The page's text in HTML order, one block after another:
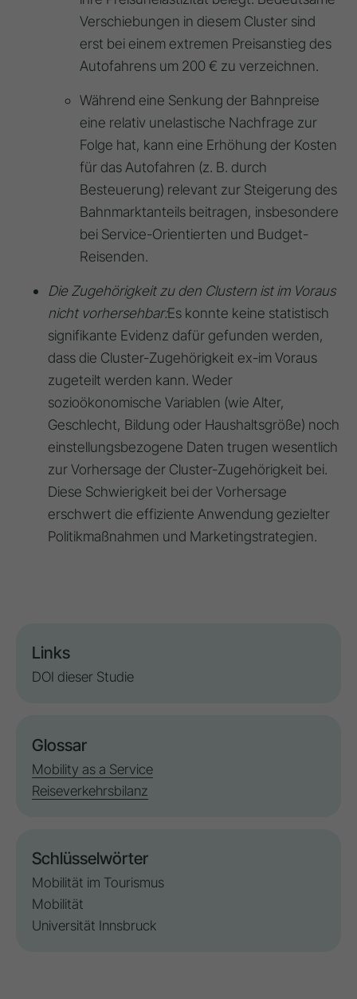
Verschiebungen in diesem Cluster sind
erst bei einem extremen Preisanstieg des
Autofahrens um 200 € zu verzeichnen.
Während eine Senkung der Bahnpreise
eine relativ unelastische Nachfrage zur
Folge hat, kann eine Erhöhung der Kosten
für das Autofahren (z. B. durch
Besteuerung) relevant zur Steigerung des
Bahnmarktanteils beitragen, insbesondere
bei Service-Orientierten und Budget-
Reisenden.
Die Zugehörigkeit zu den Clustern ist im Voraus
nicht vorhersehbar:Es konnte keine statistisch
signifikante Evidenz dafür gefunden werden,
dass die Cluster-Zugehörigkeit ex-im Voraus
zugeteilt werden kann. Weder
sozioökonomische Variablen (wie Alter,
Geschlecht, Bildung oder Haushaltsgröße) noch
einstellungsbezogene Daten trugen wesentlich
zur Vorhersage der Cluster-Zugehörigkeit bei.
Diese Schwierigkeit bei der Vorhersage
erschwert die effiziente Anwendung gezielter
Politikmaßnahmen und Marketingstrategien.
Links
DOI dieser Studie
Glossar
Mobility as a Service
Reiseverkehrsbilanz
Schlüsselwörter
Mobilität im Tourismus
Mobilität
Universität Innsbruck